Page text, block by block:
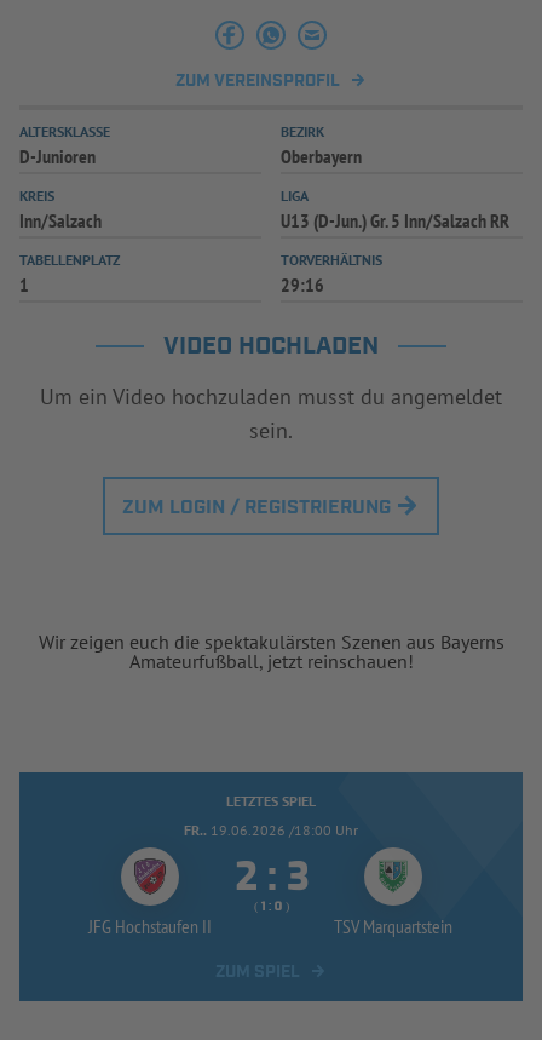
ZUM VEREINSPROFIL
ALTERSKLASSE
D-Junioren
BEZIRK
Oberbayern
KREIS
Inn/Salzach
LIGA
U13 (D-Jun.) Gr. 5 Inn/Salzach RR
TABELLENPLATZ
1
TORVERHÄLTNIS
29:16
VIDEO HOCHLADEN
Um ein Video hochzuladen musst du angemeldet
sein.
ZUM LOGIN / REGISTRIERUNG
Wir zeigen euch die spektakulärsten Szenen aus Bayerns
Amateurfußball, jetzt reinschauen!
LETZTES SPIEL
FR.. 19.06.2026 /18:00 Uhr
JFG Hochstaufen II
 : 
(  :  )
TSV Marquartstein